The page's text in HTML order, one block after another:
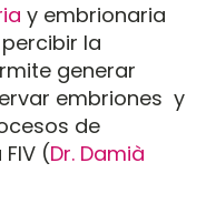
y embrionaria
la
generar
embriones y
de
(Dr. Damià